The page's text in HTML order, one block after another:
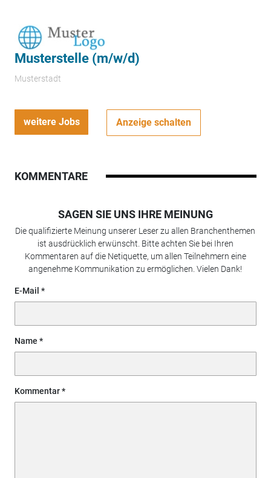
Musterstelle (m/w/d)
Musterstadt
weitere Jobs Anzeige schalten
KOMMENTARE
SAGEN SIE UNS IHRE MEINUNG
Die qualifizierte Meinung unserer Leser zu allen Branchenthemen
ist ausdrücklich erwünscht. Bitte achten Sie bei Ihren
Kommentaren auf die Netiquette, um allen Teilnehmern eine
angenehme Kommunikation zu ermöglichen. Vielen Dank!
E-Mail
Name
Kommentar